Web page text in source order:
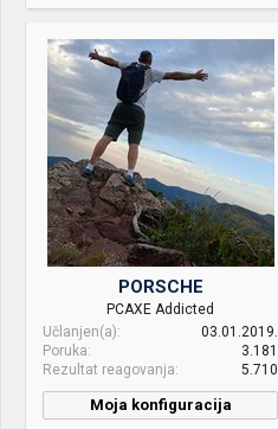
PORSCHE
PCAXE Addicted
Učlanjen(a)
03.01.2019.
Poruka
3.181
Rezultat reagovanja
5.710
Moja konfiguracija